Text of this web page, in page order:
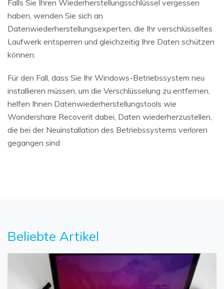
Falls Sie Ihren Wiederherstellungsschlüssel vergessen
haben, wenden Sie sich an
Datenwiederherstellungsexperten, die Ihr verschlüsseltes
Laufwerk entsperren und gleichzeitig Ihre Daten schützen
können.
Für den Fall, dass Sie Ihr Windows-Betriebssystem neu
installieren müssen, um die Verschlüsselung zu entfernen,
helfen Ihnen Datenwiederherstellungstools wie
Wondershare Recoverit dabei, Daten wiederherzustellen,
die bei der Neuinstallation des Betriebssystems verloren
gegangen sind
Beliebte Artikel